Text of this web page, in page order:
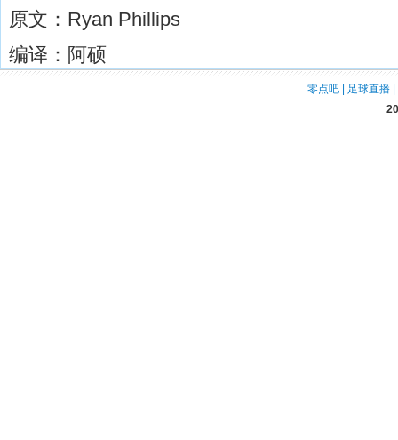
原文：Ryan Phillips
编译：阿硕
零点吧 足球直播